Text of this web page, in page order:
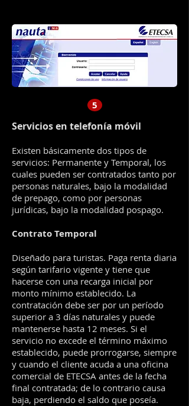
5
Servicios en telefonía móvil
Existen básicamente dos tipos de
servicios: Permanente y Temporal, los
cuales pueden ser contratados tanto por
personas naturales, bajo la modalidad
de prepago, como por personas
jurídicas, bajo la modalidad pospago.
Contrato Temporal
Diseñado para turistas. Paga renta diaria
según tarifario vigente y tiene que
hacerse con una recarga inicial por
monto mínimo establecido. La
contratación debe ser por un período
superior a 3 días naturales y puede
mantenerse hasta 12 meses. Si el
servicio no excede el término máximo
establecido, puede prorrogarse, siempre
y cuando el cliente acuda a una oficina
comercial de ETECSA antes de la fecha
final contratada; de lo contrario causa
baja, perdiendo el saldo que poseía.